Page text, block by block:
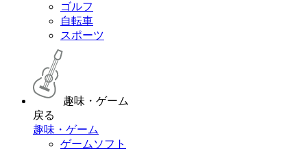
ゴルフ
自転車
スポーツ
趣味・ゲーム
戻る
趣味・ゲーム
ゲームソフト